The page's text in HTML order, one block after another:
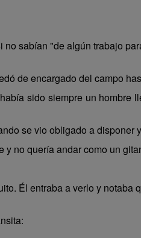
sabían "de algún trabajo
de encargado del campo
sido siempre un hombre
se vio obligado a disponer
y no quería andar como un
Él entraba a verlo y